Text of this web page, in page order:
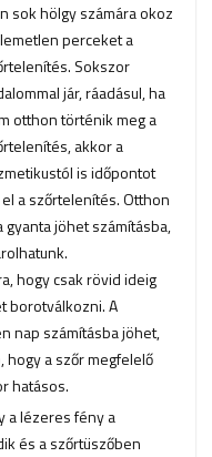
sok hölgy számára okoz
perceket a
Sokszor
jár, ráadásul, ha
otthon történik meg a
akkor a
is időpontot
a szőrtelenítés. Otthon
jöhet számításba,
hogy csak rövid ideig
borotválkozni. A
nap számításba jöhet,
hogy a szőr megfelelő
hatásos.
a lézeres fény a
és a szőrtüszőben